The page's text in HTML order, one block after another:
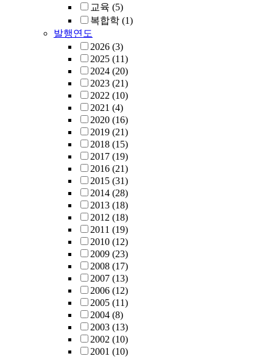
교육 (5)
복합학 (1)
발행연도
2026 (3)
2025 (11)
2024 (20)
2023 (21)
2022 (10)
2021 (4)
2020 (16)
2019 (21)
2018 (15)
2017 (19)
2016 (21)
2015 (31)
2014 (28)
2013 (18)
2012 (18)
2011 (19)
2010 (12)
2009 (23)
2008 (17)
2007 (13)
2006 (12)
2005 (11)
2004 (8)
2003 (13)
2002 (10)
2001 (10)